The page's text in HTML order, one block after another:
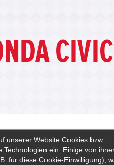
Mit exklusiven
werden. Mehr Rennsport-
unserer Website Cookies bzw.
Technologien ein. Einige von
für diese Cookie-Einwilligung),